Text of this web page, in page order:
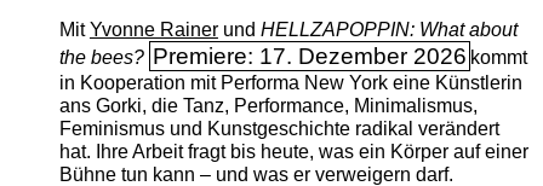
MitYvonne Rainerund HELLZAPOPPIN: What about
the bees? Premiere: 17. Dezember 2026 kommt
in Kooperation mit Performa New York eine Künstlerin
ans Gorki, die Tanz, Performance, Minimalismus,
Feminismus und Kunstgeschichte radikal verändert
hat. Ihre Arbeit fragt bis heute, was ein Körper auf einer
Bühne tun kann – und was er verweigern darf.